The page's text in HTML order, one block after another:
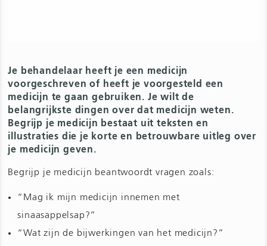
Je behandelaar heeft je een medicijn
voorgeschreven of heeft je voorgesteld een
medicijn te gaan gebruiken. Je wilt de
belangrijkste dingen over dat medicijn weten.
Begrijp je medicijn bestaat uit teksten en
illustraties die je korte en betrouwbare uitleg over
je medicijn geven.
Begrijp je medicijn beantwoordt vragen zoals:
“Mag ik mijn medicijn innemen met
sinaasappelsap?”
“Wat zijn de bijwerkingen van het medicijn?”